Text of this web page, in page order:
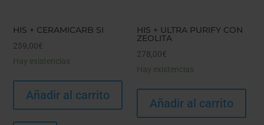
HIS + CERAMICARB SI
259,00€
Hay existencias
Añadir al carrito
HIS + ULTRA PURIFY CON
ZEOLITA
278,00€
Hay existencias
Añadir al carrito